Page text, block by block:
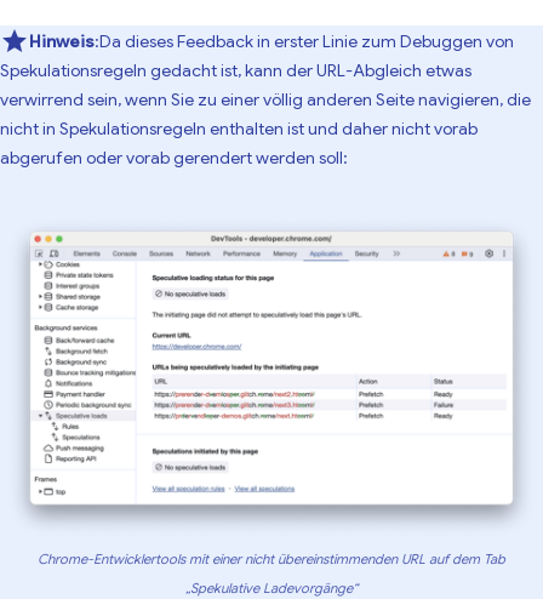
Hinweis:Da dieses Feedback in erster Linie zum Debuggen von
Spekulationsregeln gedacht ist, kann der URL-Abgleich etwas
verwirrend sein, wenn Sie zu einer völlig anderen Seite navigieren, die
nicht in Spekulationsregeln enthalten ist und daher nicht vorab
abgerufen oder vorab gerendert werden soll:
Chrome-Entwicklertools mit einer nicht übereinstimmenden URL auf dem Tab
„Spekulative Ladevorgänge“